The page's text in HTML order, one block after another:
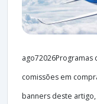
comissões em
banners deste